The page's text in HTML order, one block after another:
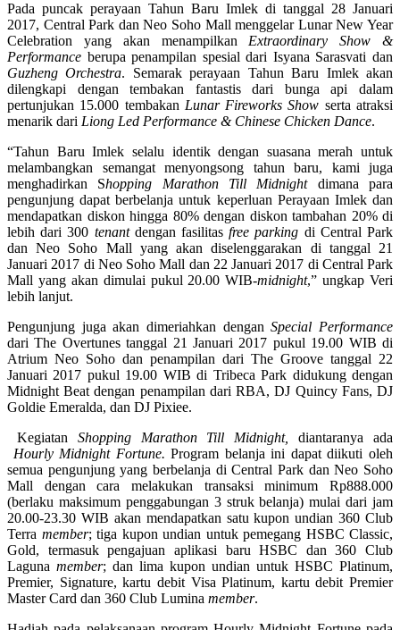
Pada puncak perayaan Tahun Baru Imlek di tanggal 28 Januari
2017, Central Park dan Neo Soho Mall menggelar Lunar New Year
Celebration yang akan menampilkan Extraordinary Show &
Performance berupa penampilan spesial dari Isyana Sarasvati dan
Guzheng Orchestra. Semarak perayaan Tahun Baru Imlek akan
dilengkapi dengan tembakan fantastis dari bunga api dalam
pertunjukan 15.000 tembakan Lunar Fireworks Show serta atraksi
menarik dari Liong Led Performance & Chinese Chicken Dance.
“Tahun Baru Imlek selalu identik dengan suasana merah untuk
melambangkan semangat menyongsong tahun baru, kami juga
menghadirkan Shopping Marathon Till Midnight dimana para
pengunjung dapat berbelanja untuk keperluan Perayaan Imlek dan
mendapatkan diskon hingga 80% dengan diskon tambahan 20% di
lebih dari 300 tenant dengan fasilitasfree parking di Central Park
dan Neo Soho Mall yang akan diselenggarakan di tanggal 21
Januari 2017 di Neo Soho Mall dan 22 Januari 2017 di Central Park
Mall yang akan dimulai pukul 20.00 WIB-midnight,” ungkap Veri
lebih lanjut.
Pengunjung juga akan dimeriahkan denganSpecial Performance
dari The Overtunes tanggal 21 Januari 2017 pukul 19.00 WIB di
Atrium Neo Soho dan penampilan dari The Groove tanggal 22
Januari 2017 pukul 19.00 WIB di Tribeca Park didukung dengan
Midnight Beat dengan penampilan dari RBA, DJ Quincy Fans, DJ
Goldie Emeralda, dan DJ Pixiee.
Kegiatan Shopping Marathon Till Midnight,diantaranya ada
Hourly Midnight Fortune.Program belanja ini dapat diikuti oleh
semua pengunjung yang berbelanja di Central Park dan Neo Soho
Mall dengan cara melakukan transaksi minimum Rp888.000
(berlaku maksimum penggabungan 3 struk belanja) mulai dari jam
20.00-23.30 WIB akan mendapatkan satu kupon undian 360 Club
Terra member; tiga kupon undian untuk pemegang HSBC Classic,
Gold, termasuk pengajuan aplikasi baru HSBC dan 360 Club
Laguna member; dan lima kupon undian untuk HSBC Platinum,
Premier, Signature, kartu debit Visa Platinum, kartu debit Premier
Master Card dan 360 Club Lumina member.